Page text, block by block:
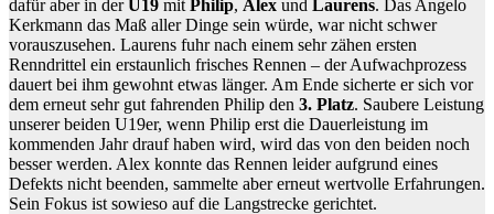
dafür aber in derU19 mit Philip, Alex und Laurens. Das Angelo
Kerkmann das Maß aller Dinge sein würde, war nicht schwer
vorauszusehen. Laurens fuhr nach einem sehr zähen ersten
Renndrittel ein erstaunlich frisches Rennen – der Aufwachprozess
dauert bei ihm gewohnt etwas länger. Am Ende sicherte er sich vor
dem erneut sehr gut fahrenden Philip den 3. Platz. Saubere Leistung
unserer beiden U19er, wenn Philip erst die Dauerleistung im
kommenden Jahr drauf haben wird, wird das von den beiden noch
besser werden. Alex konnte das Rennen leider aufgrund eines
Defekts nicht beenden, sammelte aber erneut wertvolle Erfahrungen.
Sein Fokus ist sowieso auf die Langstrecke gerichtet.